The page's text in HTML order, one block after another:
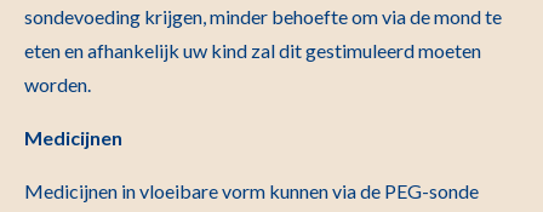
sondevoeding krijgen, minder behoefte om via de mond te
eten en afhankelijk uw kind zal dit gestimuleerd moeten
worden.
Medicijnen
Medicijnen in vloeibare vorm kunnen via de PEG-sonde